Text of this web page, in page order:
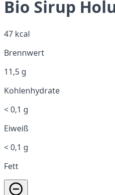
Bio Sirup
47 kcal
Brennwert
11,5 g
Kohlenhydrate
< 0,1 g
Eiweiß
< 0,1 g
Fett